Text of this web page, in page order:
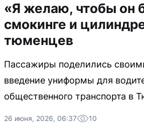
«Я желаю, чтобы он
смокинге и
тюменцев
Пассажиры поделились
введение униформы для
общественного транспорта в
26 июня, 2026, 06:37 10